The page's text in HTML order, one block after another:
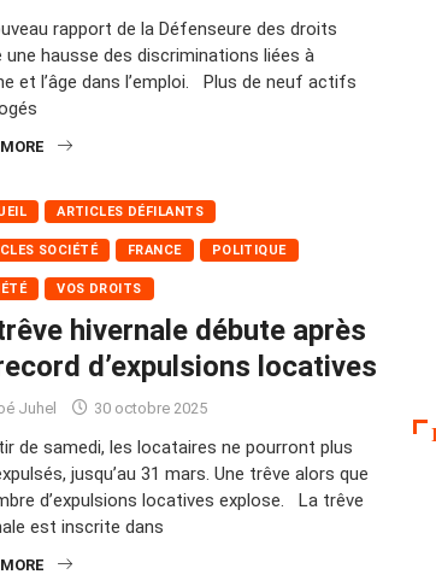
rapport de la Défenseure des droits
une hausse des discriminations liées à
et l’âge dans l’emploi. Plus de neuf actifs
ARTICLES DÉFILANTS
SOCIÉTÉ FRANCE POLITIQUE
VOS DROITS
hivernale débute après
d’expulsions locatives
Juhel 30 octobre 2025
de samedi, les locataires ne pourront plus
jusqu’au 31 mars. Une trêve alors que
d’expulsions locatives explose. La trêve
est inscrite dans